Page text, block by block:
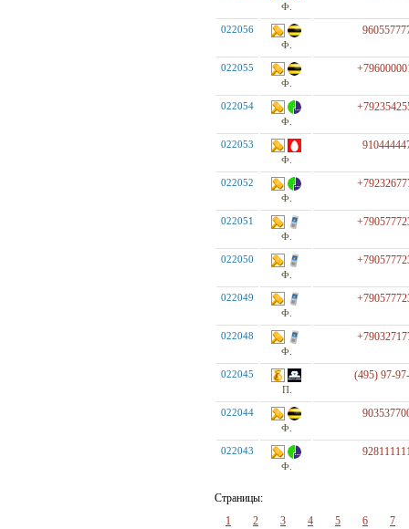
Ф.
022056
Ф.
022055
Ф.
022054
Ф.
022053
Ф.
022052
Ф.
022051
Ф.
022050
Ф.
022049
Ф.
022048
Ф.
022045
П.
(495) 97-
022044
Ф.
022043
Ф.
Страницы:
1
2 3 4 5 6 7